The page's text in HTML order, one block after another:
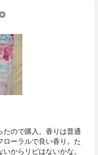
たので購入。香りは普通
ローラルで良い香り。た
からリピはないかな。